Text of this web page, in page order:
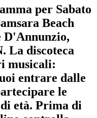
per Sabato
Beach
D'Annunzio,
La discoteca
musicali:
entrare dalle
le
di età. Prima di